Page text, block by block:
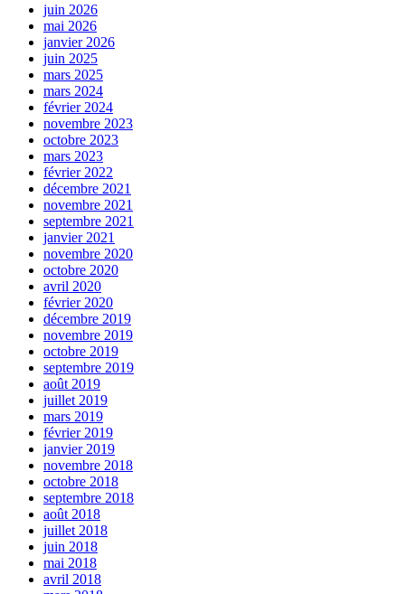
juin 2026
mai 2026
janvier 2026
juin 2025
mars 2025
mars 2024
février 2024
novembre 2023
octobre 2023
mars 2023
février 2022
décembre 2021
novembre 2021
septembre 2021
janvier 2021
novembre 2020
octobre 2020
avril 2020
février 2020
décembre 2019
novembre 2019
octobre 2019
septembre 2019
août 2019
juillet 2019
mars 2019
février 2019
janvier 2019
novembre 2018
octobre 2018
septembre 2018
août 2018
juillet 2018
juin 2018
mai 2018
avril 2018